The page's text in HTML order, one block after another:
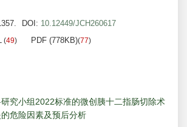
DOI: 10.12449/JCH260617
(49) PDF (778KB)(77)
究小组2022标准的微创胰十二指肠切除术
危险因素及预后分析